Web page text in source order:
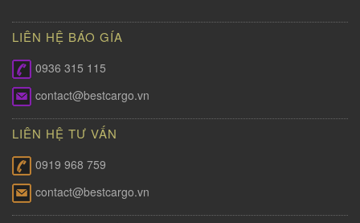
LIÊN HỆ BÁO GÍA
0936 315 115
contact@bestcargo.vn
LIÊN HỆ TƯ VẤN
0919 968 759
contact@bestcargo.vn